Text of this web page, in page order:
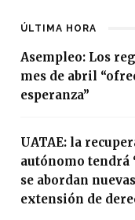
ÚLTIMA HORA
Asempleo: Los
mes de abril
esperanza”
UATAE: la
autónomo tendrá
se abordan
extensión de